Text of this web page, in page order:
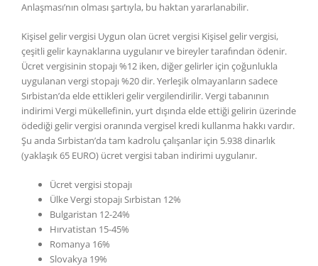
Anlaşması’nın olması şartıyla, bu haktan yararlanabilir.
Kişisel gelir vergisi Uygun olan ücret vergisi Kişisel gelir vergisi,
çeşitli gelir kaynaklarına uygulanır ve bireyler tarafından ödenir.
Ücret vergisinin stopajı %12 iken, diğer gelirler için çoğunlukla
uygulanan vergi stopajı %20 dir. Yerleşik olmayanların sadece
Sırbistan’da elde ettikleri gelir vergilendirilir. Vergi tabanının
indirimi Vergi mükellefinin, yurt dışında elde ettiği gelirin üzerinde
ödediği gelir vergisi oranında vergisel kredi kullanma hakkı vardır.
Şu anda Sırbistan’da tam kadrolu çalışanlar için 5.938 dinarlık
(yaklaşık 65 EURO) ücret vergisi taban indirimi uygulanır.
Ücret vergisi stopajı
Ülke Vergi stopajı Sırbistan 12%
Bulgaristan 12-24%
Hırvatistan 15-45%
Romanya 16%
Slovakya 19%